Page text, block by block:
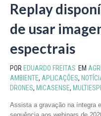
Replay
de usar
espectrais
POR EDUARDO FREITAS EM
AMBIENTE, APLICAÇÕES,
DRONES, MICASENSE,
Assista a gravação na íntegra